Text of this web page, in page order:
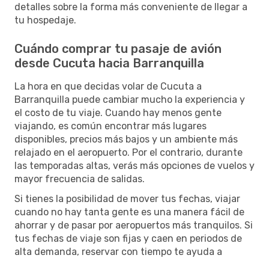
detalles sobre la forma más conveniente de llegar a
tu hospedaje.
Cuándo comprar tu pasaje de avión
desde Cucuta hacia Barranquilla
La hora en que decidas volar de Cucuta a
Barranquilla puede cambiar mucho la experiencia y
el costo de tu viaje. Cuando hay menos gente
viajando, es común encontrar más lugares
disponibles, precios más bajos y un ambiente más
relajado en el aeropuerto. Por el contrario, durante
las temporadas altas, verás más opciones de vuelos y
mayor frecuencia de salidas.
Si tienes la posibilidad de mover tus fechas, viajar
cuando no hay tanta gente es una manera fácil de
ahorrar y de pasar por aeropuertos más tranquilos. Si
tus fechas de viaje son fijas y caen en periodos de
alta demanda, reservar con tiempo te ayuda a